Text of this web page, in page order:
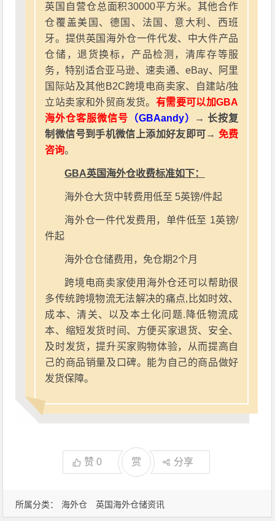
所属分类： 海外仓 英国海外仓储资讯
英国自营仓总面积30000平方米。其他合作
仓覆盖美国、德国、法国、意大利、西班
牙。提供英国海外仓一件代发、中大件产品
仓储，退货换标，产品检测，清库存等服
务，特别适合亚马逊、速卖通、eBay、阿里
国际站及其他B2C跨境电商卖家、自建站/独
立站卖家和外贸商发货。 有需要可以加GBA
海外仓客服微信号 （GBAandy）
→ 长按复
制微信号到手机微信上添加好友即可→ 免费
咨询。
GBA英国海外仓收费标准如下：
海外仓大货中转费用低至 5英镑/件起
海外仓一件代发费用，单件低至 1英镑/
件起
海外仓仓储费用，免仓期2个月
跨境电商卖家使用海外仓还可以帮助很
多传统跨境物流无法解决的痛点,比如时效、
成本、清关、以及本土化问题.降低物流成
本、缩短发货时间、方便买家退货、安全、
及时发货，提升买家购物体验，从而提高自
己的商品销量及口碑。能为自己的商品做好
发货保障。
赞0 赏 分享